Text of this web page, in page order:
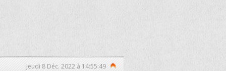
Jeudi 8 Déc. 2022 à 14:55:49